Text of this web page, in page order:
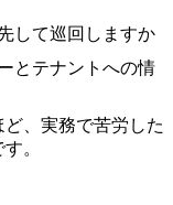
して巡回しますか
とテナントへの情
、実務で苦労した
。